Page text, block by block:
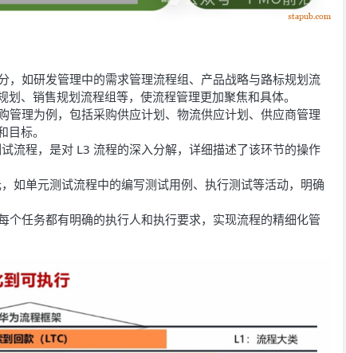
，如研发管理中的需求管理流程组、产品战略与路标规划流
、销售规划流程组等，使流程管理更加聚焦和具体。
管理为例，包括采购供应计划、物流供应计划、供应商管理
标。
流程，是对 L3 流程的深入分解，详细描述了该环节的操作
如单元测试流程中的编写测试用例、执行测试等活动，明确
个任务都有明确的执行人和执行要求，实现流程的精细化管